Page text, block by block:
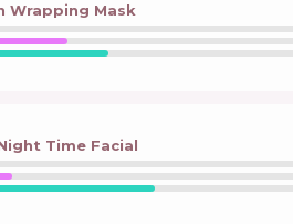
Wrapping Mask
Time Facial